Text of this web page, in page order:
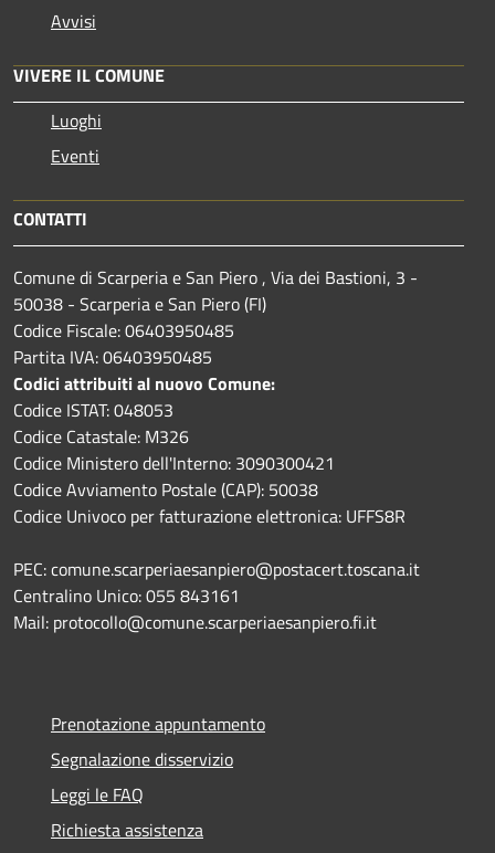
Avvisi
VIVERE IL COMUNE
Luoghi
Eventi
CONTATTI
Comune di Scarperia e San Piero , Via dei Bastioni, 3 -
50038 - Scarperia e San Piero (FI)
Codice Fiscale: 06403950485
Partita IVA: 06403950485
Codici attribuiti al nuovo Comune:
Codice ISTAT: 048053
Codice Catastale: M326
Codice Ministero dell'Interno: 3090300421
Codice Avviamento Postale (CAP): 50038
Codice Univoco per fatturazione elettronica: UFFS8R
PEC: comune.scarperiaesanpiero@postacert.toscana.it
Centralino Unico: 055 843161
Mail: protocollo@comune.scarperiaesanpiero.fi.it
Prenotazione appuntamento
Segnalazione disservizio
Leggi le FAQ
Richiesta assistenza